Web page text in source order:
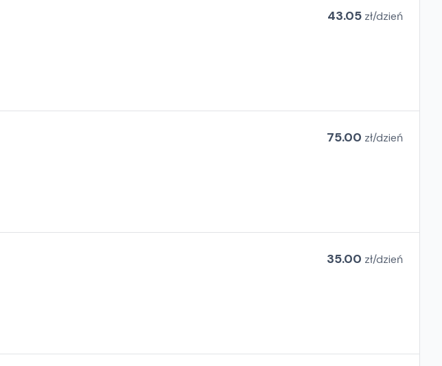
43.05 zł/dzień
75.00 zł/dzień
35.00 zł/dzień